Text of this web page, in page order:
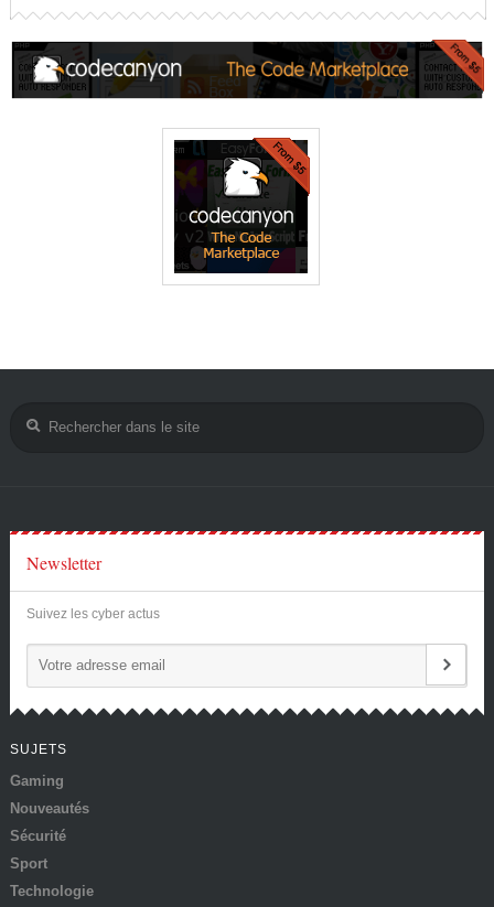
Newsletter
Suivez les cyber actus
SUJETS
Gaming
Nouveautés
Sécurité
Sport
Technologie